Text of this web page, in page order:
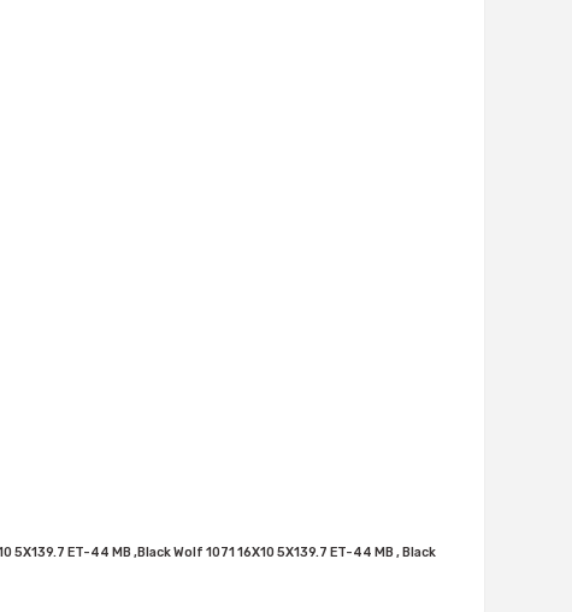
5X139.7 ET-44 MB ,Black Wolf 1071 16X10 5X139.7 ET-44 MB , Black